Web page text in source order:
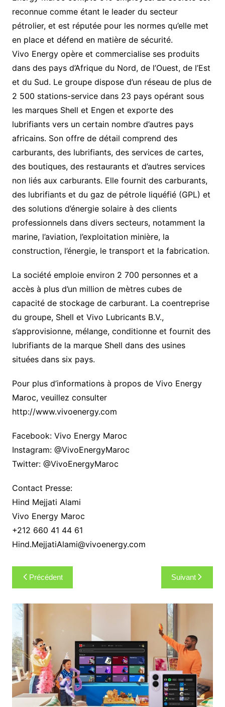
reconnue comme étant le leader du secteur
pétrolier, et est réputée pour les normes qu’elle met
en place et défend en matière de sécurité.
Vivo Energy opère et commercialise ses produits
dans des pays d’Afrique du Nord, de l’Ouest, de l’Est
et du Sud. Le groupe dispose d’un réseau de plus de
2 500 stations-service dans 23 pays opérant sous
les marques Shell et Engen et exporte des
lubrifiants vers un certain nombre d’autres pays
africains. Son offre de détail comprend des
carburants, des lubrifiants, des services de cartes,
des boutiques, des restaurants et d’autres services
non liés aux carburants. Elle fournit des carburants,
des lubrifiants et du gaz de pétrole liquéfié (GPL) et
des solutions d’énergie solaire à des clients
professionnels dans divers secteurs, notamment la
marine, l’aviation, l’exploitation minière, la
construction, l’énergie, le transport et la fabrication.
La société emploie environ 2 700 personnes et a
accès à plus d’un million de mètres cubes de
capacité de stockage de carburant. La coentreprise
du groupe, Shell et Vivo Lubricants B.V.,
s’approvisionne, mélange, conditionne et fournit des
lubrifiants de la marque Shell dans des usines
situées dans six pays.
Pour plus d’informations à propos de Vivo Energy
Maroc, veuillez consulter
http://www.vivoenergy.com
Facebook: Vivo Energy Maroc
Instagram: @VivoEnergyMaroc
Twitter: @VivoEnergyMaroc
Contact Presse:
Hind Mejjati Alami
Vivo Energy Maroc
+212 660 41 44 61
Hind.MejjatiAlami@vivoenergy.com
Navigation
de
l’article
Précédent Suivant